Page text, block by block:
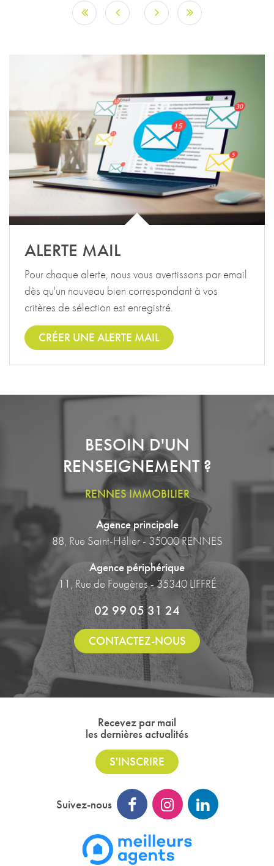
ALERTE MAIL
Pour chaque alerte, nous vous avertissons par email
dès qu'un nouveau bien correspondant à vos
critères de sélection est enregistré.
CRÉER UNE ALERTE MAIL
BESOIN D'UN
RENSEIGNEMENT ?
RENNES IMMOBILIER
Agence principale
88, Rue Saint-Hélier - 35000 RENNES
Agence périphérique
11, Rue de Fougères - 35340 LIFFRÉ
02 99 05 31 24
CONTACTEZ-NOUS
Recevez par mail
les dernières actualités
S'INSCRIRE
Suivez-nous